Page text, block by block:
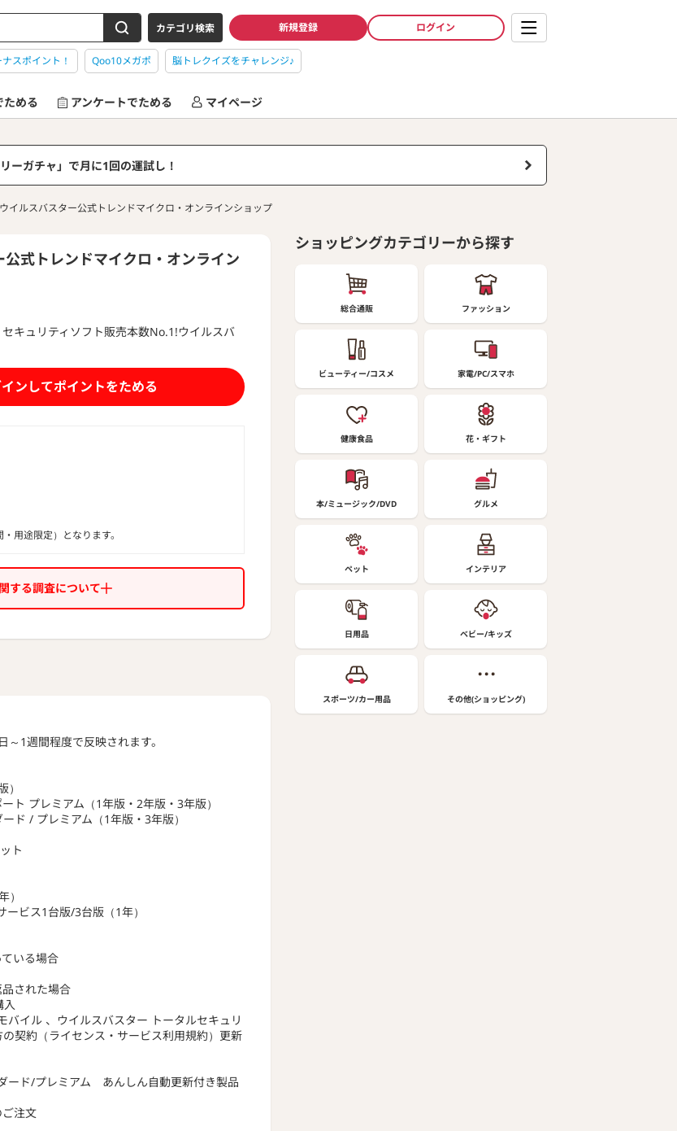
カテゴリ検索 新規登録 ログイン
スポイント！ Qoo10メガポ 脳トレクイズをチャレンジ♪
ためる アンケートでためる マイページ
ーガチャ」で月に1回の運試し！
ウイルスバスター公式トレンドマイクロ・オンラインショップ
公式トレンドマイクロ・オンライン
キュリティソフト販売本数No.1!ウイルスバ
ンしてポイントをためる
用途限定）となります。
する調査について
1週間程度で反映されます。
ト プレミアム（1年版・2年版・3年版）
ド / プレミアム（1年版・3年版）
ト
ビス1台版/3台版（1年）
いる場合
された場合
入
バイル 、ウイルスバスター トータルセキュリ
契約（ライセンス・サービス利用規約）更新
ード/プレミアム あんしん自動更新付き製品
注文
ショッピングカテゴリーから探す
総合通販 ファッション
ビューティー/コスメ 家電/PC/スマホ
健康食品 花・ギフト
本/ミュージック/DVD グルメ
ペット インテリア
日用品 ベビー/キッズ
スポーツ/カー用品 その他(ショッピング)